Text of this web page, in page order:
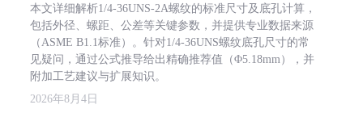
本文详细解析1/4-36UNS-2A螺纹的标准尺寸及底孔计算，
包括外径、螺距、公差等关键参数，并提供专业数据来源
（ASME B1.1标准）。针对1/4-36UNS螺纹底孔尺寸的常
见疑问，通过公式推导给出精确推荐值（Φ5.18mm），并
附加工艺建议与扩展知识。
2026年8月4日